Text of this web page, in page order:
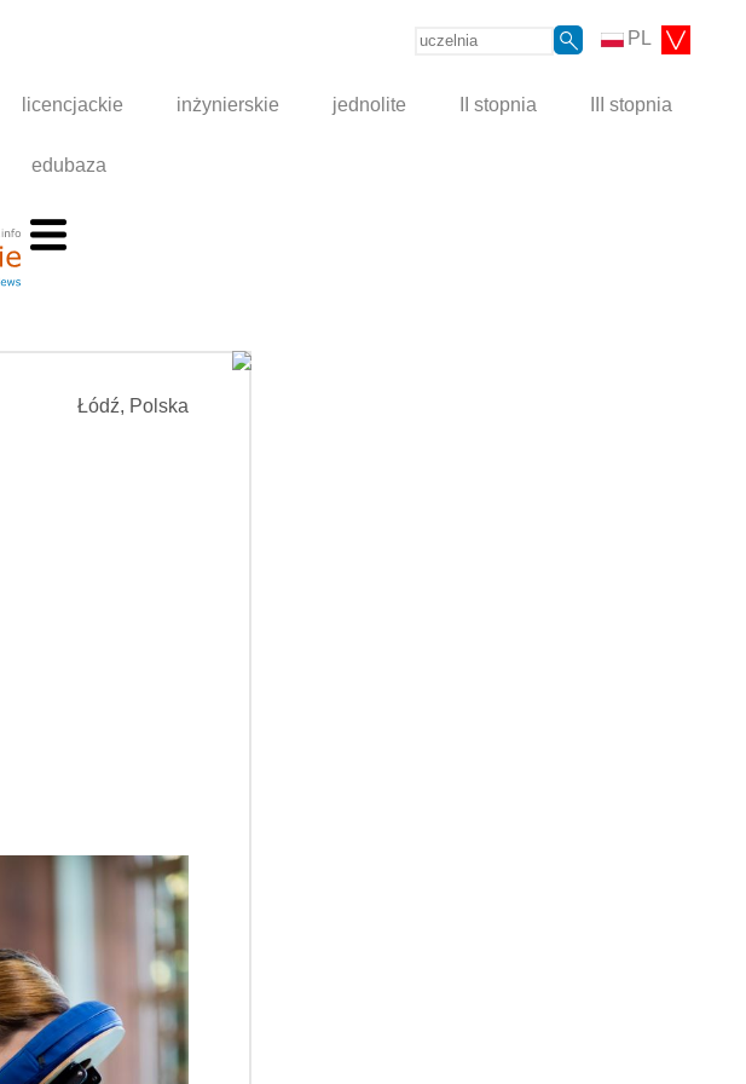
PL
licencjackie inżynierskie jednolite II stopnia III stopnia
edubaza
Łódź, Polska